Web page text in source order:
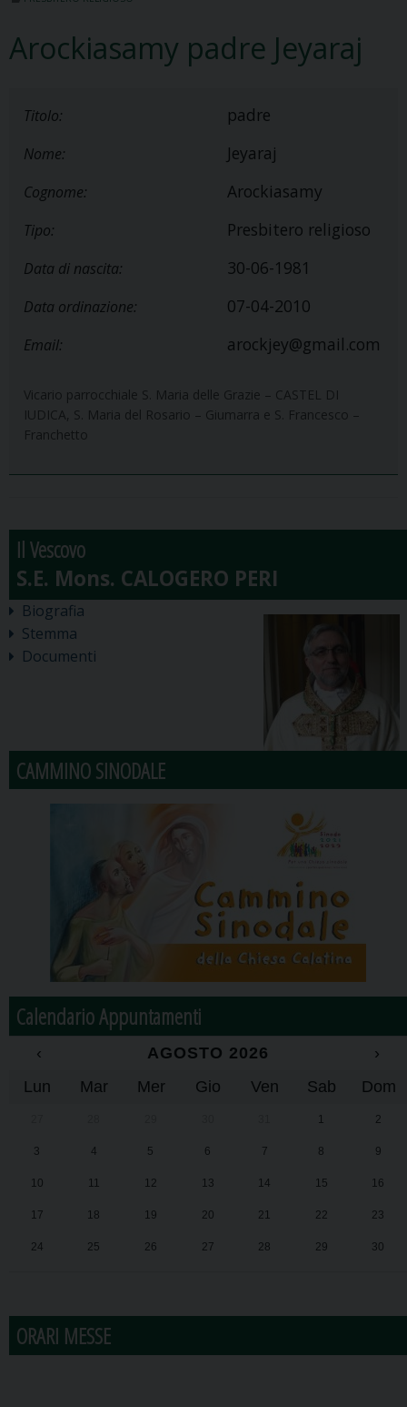
Arockiasamy padre Jeyaraj
Titolo: padre
Nome: Jeyaraj
Cognome: Arockiasamy
Tipo: Presbitero religioso
Data di nascita: 30-06-1981
Data ordinazione: 07-04-2010
Email: arockjey@gmail.com
Vicario parrocchiale S. Maria delle Grazie – CASTEL DI
IUDICA, S. Maria del Rosario – Giumarra e S. Francesco –
Franchetto
Il Vescovo
Biografia
Stemma
Documenti
CAMMINO SINODALE
Calendario Appuntamenti
‹ AGOSTO 2026
›
Lun
Mar Mer Gio Ven Sab Dom
1 2
3 4 5 6 7 8 9
10 11 12 13 14 15 16
17 18 19 20 21 22 23
24 25 26 27 28 29 30
ORARI MESSE